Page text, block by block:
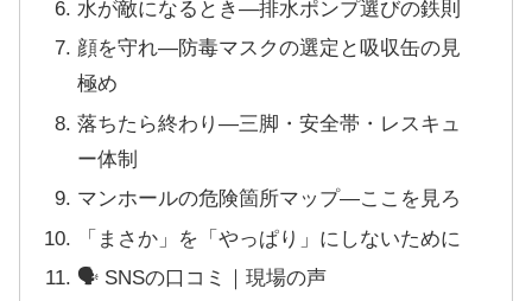
水が敵になるとき—排水ポンプ選びの鉄則
顔を守れ—防毒マスクの選定と吸収缶の見
極め
落ちたら終わり—三脚・安全帯・レスキュ
ー体制
マンホールの危険箇所マップ—ここを見ろ
「まさか」を「やっぱり」にしないために
🗣 SNSの口コミ｜現場の声